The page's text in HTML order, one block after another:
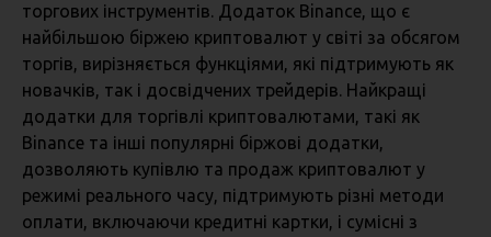
торгових інструментів. Додаток Binance, що є
найбільшою біржею криптовалют у світі за обсягом
торгів, вирізняється функціями, які підтримують як
новачків, так і досвідчених трейдерів. Найкращі
додатки для торгівлі криптовалютами, такі як
Binance та інші популярні біржові додатки,
дозволяють купівлю та продаж криптовалют у
режимі реального часу, підтримують різні методи
оплати, включаючи кредитні картки, і сумісні з